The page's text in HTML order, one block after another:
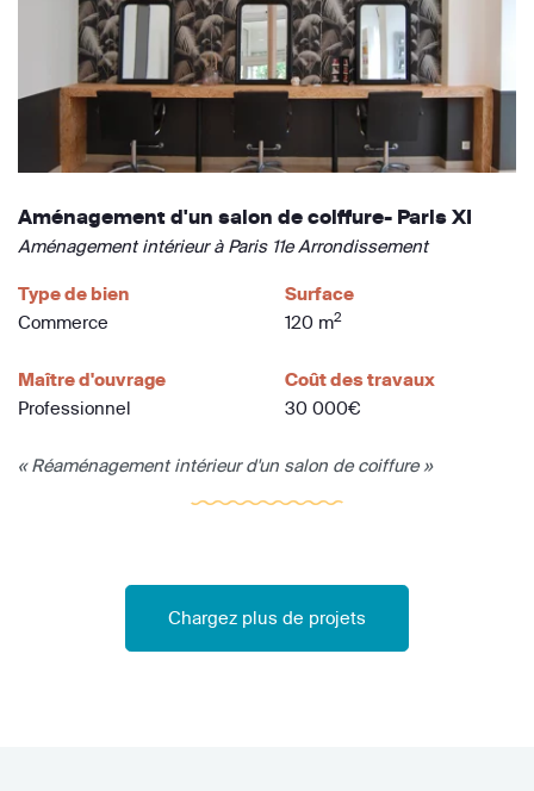
Aménagement d'un salon de coiffure- Paris XI
Aménagement intérieur à Paris 11e Arrondissement
Type de bien
Commerce
Surface
120 m2
Maître d'ouvrage
Professionnel
Coût des travaux
30 000€
« Réaménagement intérieur d'un salon de coiffure »
Chargez plus de projets